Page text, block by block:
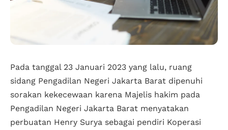
Pada tanggal 23 Januari 2023 yang lalu, ruang
sidang Pengadilan Negeri Jakarta Barat dipenuhi
sorakan kekecewaan karena Majelis hakim pada
Pengadilan Negeri Jakarta Barat menyatakan
perbuatan Henry Surya sebagai pendiri Koperasi